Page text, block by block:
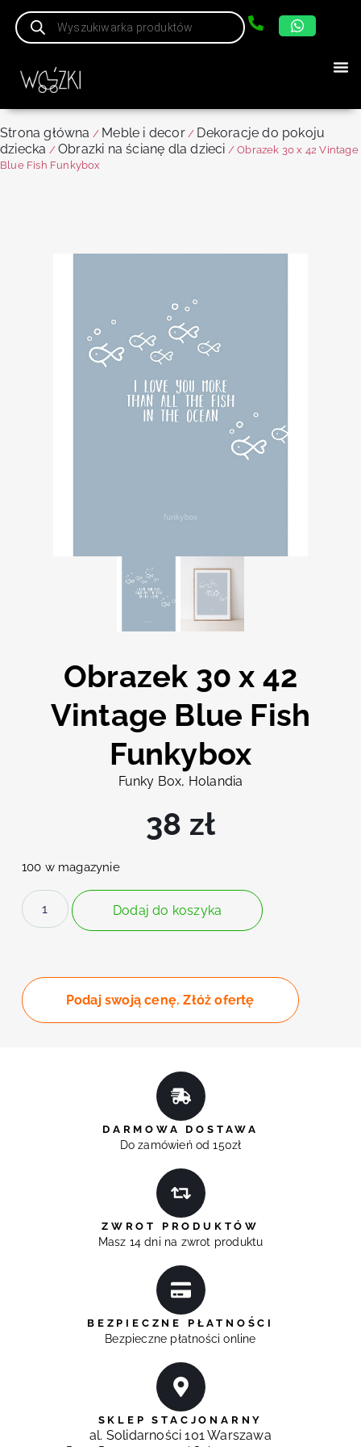
Strona główna / Meble i decor/ Dekoracje do pokoju
dziecka /Obrazki na ścianę dla dzieci / Obrazek 30 x 42 Vintage
Blue Fish Funkybox
Obrazek 30 x 42
Vintage Blue Fish
Funkybox
Funky Box, Holandia
38 zł
100 w magazynie
Podaj swoją cenę. Złóż ofertę
Dodaj do koszyka
DARMOWA DOSTAWA
Do zamówień od 150zł
ZWROT PRODUKTÓW
Masz 14 dni na zwrot produktu
BEZPIECZNE PŁATNOŚCI
Bezpieczne płatności online
SKLEP STACJONARNY
al. Solidarności 101 Warszawa